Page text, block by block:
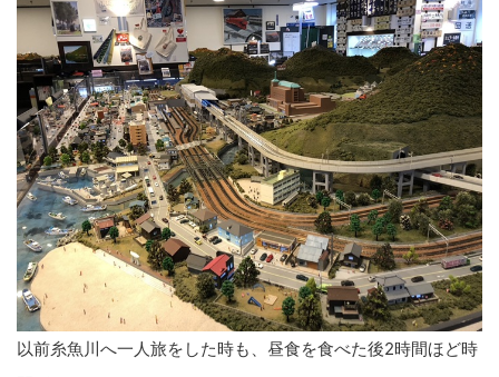
以前糸魚川へ一人旅をした時も、昼食を食べた後2時間ほど時